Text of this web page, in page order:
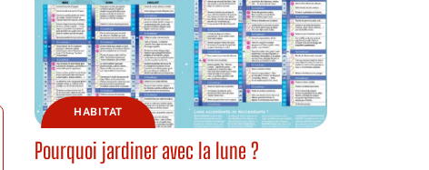
HABITAT
Pourquoi jardiner avec la lune ?